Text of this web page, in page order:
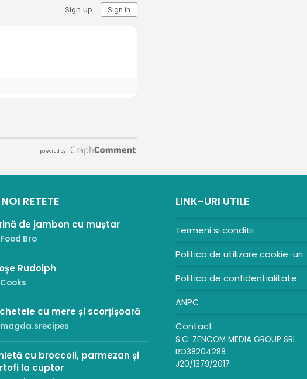
RETETE
de jambon cu muștar
Food Bro
Rudolph
Cooks
cu mere și scorțișoară
magda.srecipes
cu broccoli, parmezan și
la cuptor
LINK-URI UTILE
Termeni si conditii
Politica de utilizare cookie-uri
Politica de confidentialitate
ANPC
Contact
S.C. ZENCOM MEDIA GROUP SRL
RO38204288
J20/1379/2017